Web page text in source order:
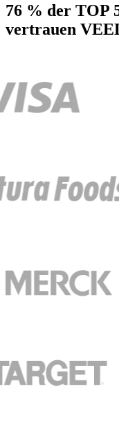
76 % der TOP
vertrauen